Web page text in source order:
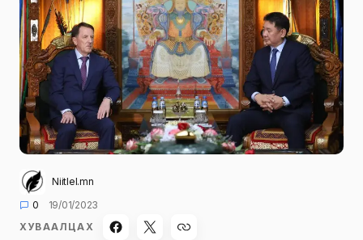
Niitlel.mn
0
19/01/2023
ХУВААЛЦАХ